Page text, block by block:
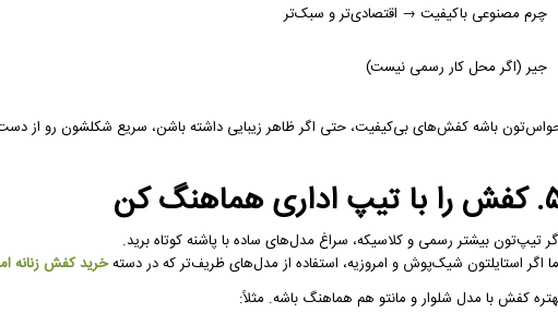
چرم مصنوعی باکیفیت → اقتصادی‌تر و سبک‌تر
جیر (اگر محل کار رسمی نیست)
باشه کفش‌های بی‌کیفیت، حتی اگر ظاهر زیبایی داشته باشن، سریع شکلشون رو از
هماهنگ کن
تیپ‌تون بیشتر رسمی و کلاسیکه، سراغ مدل‌های ساده با پاشنه کوتاه برید.
اگر استایلتون شیک‌پوش و امروزیه، استفاده از مدل‌های ظریف‌تر که در دستهخرید کفش زنانه
کفش با مدل شلوار و مانتو هم هماهنگ باشه. مثلاً: